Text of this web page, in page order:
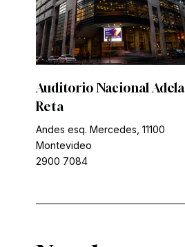
Auditorio Nacional Adela
Reta
Andes esq. Mercedes, 11100
Montevideo
2900 7084